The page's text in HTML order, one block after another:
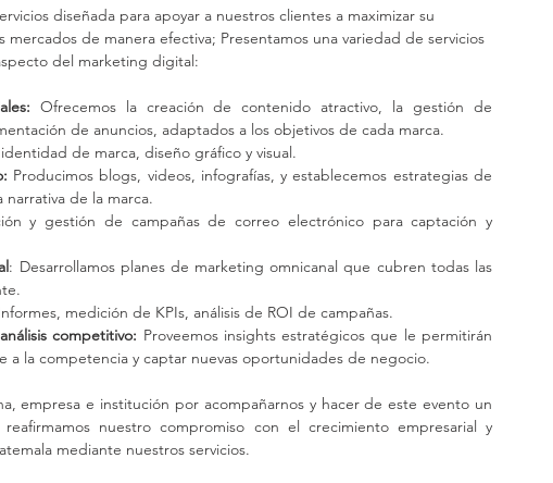
diseñada para apoyar a nuestros clientes a maximizar su
mercados de manera efectiva; Presentamos una variedad de servicios
del marketing digital:
Ofrecemos la creación de contenido atractivo, la gestión de
de anuncios, adaptados a los objetivos de cada marca.
de marca, diseño gráfico y visual.
Producimos blogs, videos, infografías, y establecemos estrategias de
de la marca.
y gestión de campañas de correo electrónico para captación y
: Desarrollamos planes de marketing omnicanal que cubren todas las
medición de KPIs, análisis de ROI de campañas.
competitivo: Proveemos insights estratégicos que le permitirán
a la competencia y captar nuevas oportunidades de negocio.
empresa e institución por acompañarnos y hacer de este evento un
nuestro compromiso con el crecimiento empresarial y
mediante nuestros servicios.